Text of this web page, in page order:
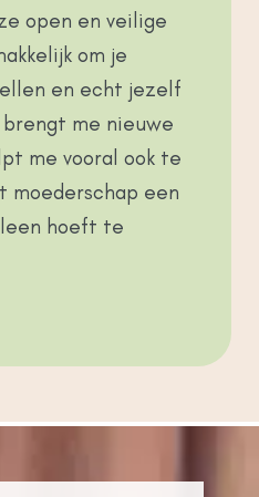
open en veilige
om je
en echt jezelf
me nieuwe
me vooral ook te
een
hoeft te